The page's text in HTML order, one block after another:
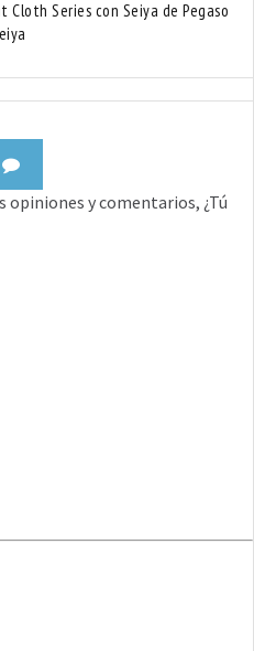
Series con Seiya de Pegaso
opiniones y comentarios, ¿Tú